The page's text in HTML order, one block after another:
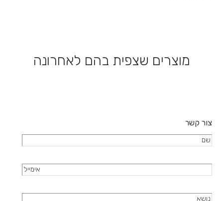
האפשרויותמוצרים שצפית בהם לאחרונה
צור קשר